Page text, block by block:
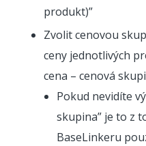
produkt)”
Zvolit cenovou
ceny jednotlivých
cena – cenová
Pokud nevidíte
skupina” je to z
BaseLinkeru